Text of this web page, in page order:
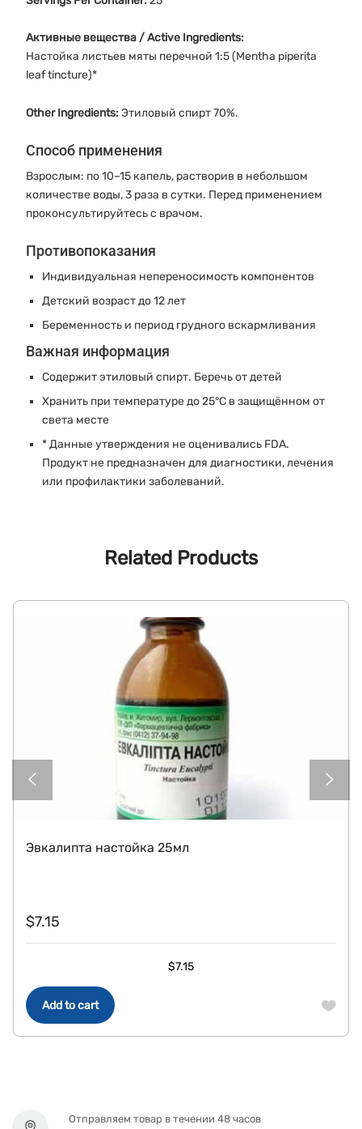
Активные вещества / Active Ingredients:
Настойка листьев мяты перечной 1:5 (Mentha piperita
leaf tincture)*
Other Ingredients:Этиловый спирт 70%.
Способ применения
Взрослым: по 10–15 капель, растворив в небольшом
количестве воды, 3 раза в сутки. Перед применением
проконсультируйтесь с врачом.
Противопоказания
Индивидуальная непереносимость компонентов
Детский возраст до 12 лет
Беременность и период грудного вскармливания
Важная информация
Содержит этиловый спирт. Беречь от детей
Хранить при температуре до 25°C в защищённом от
света месте
* Данные утверждения не оценивались FDA.
Продукт не предназначен для диагностики, лечения
или профилактики заболеваний.
Related Products
Add to cart
Эвкалипта настойка 25мл
$7.15
$7.15
Отправляем товар в течении 48 часов